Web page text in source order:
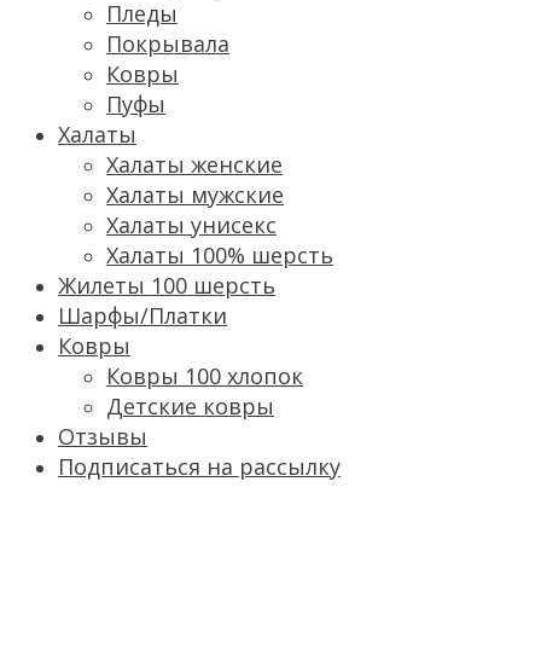
Пледы
Покрывала
Ковры
Пуфы
Халаты
Халаты женские
Халаты мужские
Халаты унисекс
Халаты 100% шерсть
Жилеты 100 шерсть
Шарфы/Платки
Ковры
Ковры 100 хлопок
Детские ковры
Отзывы
Подписаться на рассылку